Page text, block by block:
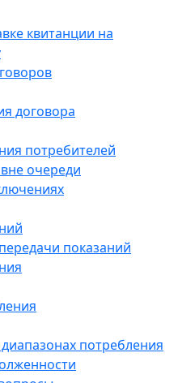
квитанции на
договора
потребителей
очереди
показаний
потребления